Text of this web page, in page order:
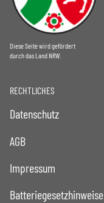
Diese Seite wird gefördert
durch das Land NRW.
RECHTLICHES
Datenschutz
AGB
Impressum
Batteriegesetzhinweise